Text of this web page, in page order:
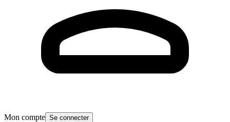
Mon compte Se connecter